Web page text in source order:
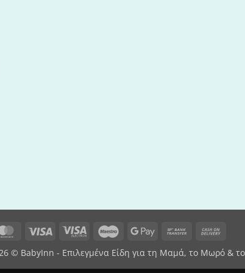
MasterCard
Visa
Visa
MaestroGoogle
Bank
© BabyInn - Επιλεγμένα Είδη για τη Μαμά, το Μωρό & το